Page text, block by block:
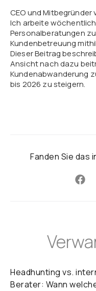
CEO und Mitbegründer
Ich arbeite
Personalberatungen
Kundenbetreuung
Dieser Beitrag
Ansicht nach dazu
Kundenabwanderung
bis 2026 zu steigern.
Fanden Sie das
Headhunting vs.
Berater: Wann